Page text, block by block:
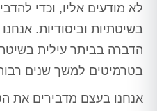
לא מודעים אליו, וכדי
בשיטתיות וביסודיות.
הדברה בביתר עילית
בטרמיטים למשך שנים
אנחנו בעצם מדבירים את